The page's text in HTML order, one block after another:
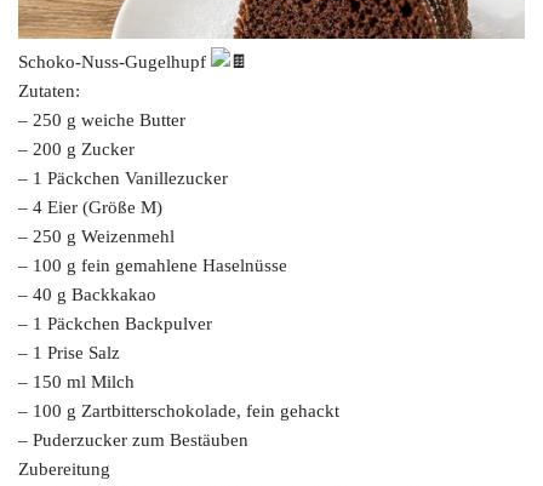
Schoko-Nuss-Gugelhupf
Zutaten:
– 250 g weiche Butter
– 200 g Zucker
– 1 Päckchen Vanillezucker
– 4 Eier (Größe M)
– 250 g Weizenmehl
– 100 g fein gemahlene Haselnüsse
– 40 g Backkakao
– 1 Päckchen Backpulver
– 1 Prise Salz
– 150 ml Milch
– 100 g Zartbitterschokolade, fein gehackt
– Puderzucker zum Bestäuben
Zubereitung